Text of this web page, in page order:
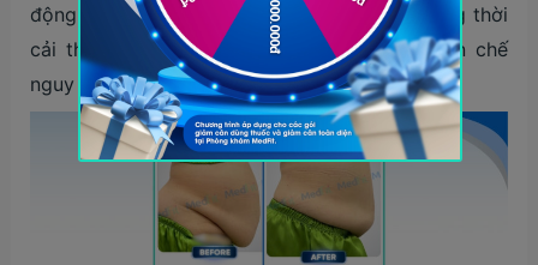
động nhằm tối ưu hóa hiệu quả giảm mỡ, đồng thời
cải thiện chỉ số sức khỏe chuyển hóa và hạn chế
nguy cơ tích mỡ trở lại.